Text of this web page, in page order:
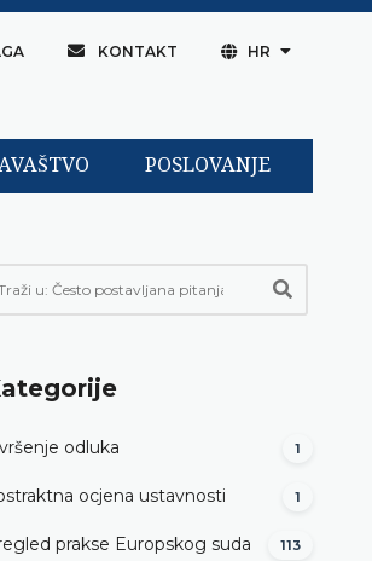
KONTAKT HR
POSLOVANJE
odluka 1
ocjena ustavnosti 1
prakse Europskog suda 113